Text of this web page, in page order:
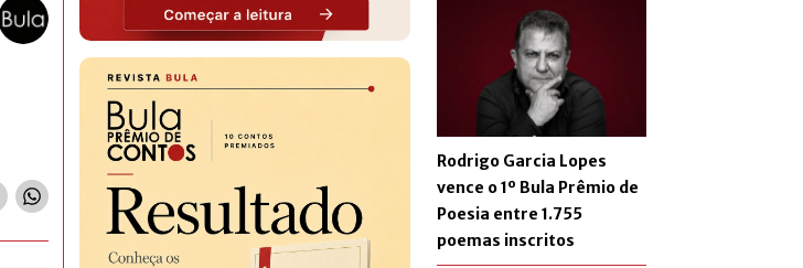
Rodrigo Garcia Lopes
vence o 1º Bula Prêmio de
Poesia entre 1.755
poemas inscritos